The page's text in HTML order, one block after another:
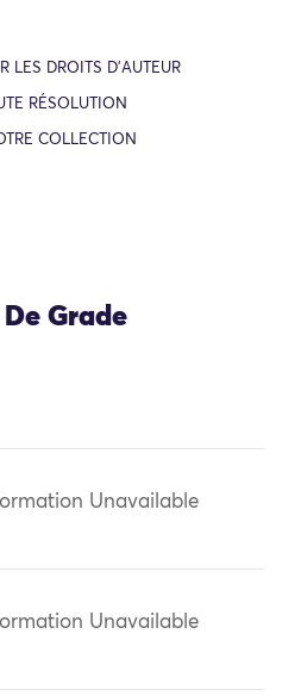
LES DROITS D’AUTEUR
RÉSOLUTION
COLLECTION
De Grade
Unavailable
Unavailable